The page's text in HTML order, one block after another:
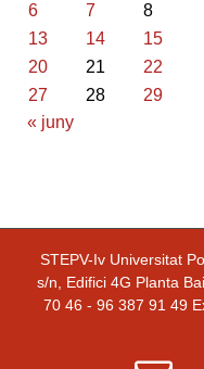
6
7 8
13
14 15
20
21 22
27
28 29
« juny
STEPV-Iv Universitat
s/n, Edifici 4G Planta
70 46 - 96 387 91 49